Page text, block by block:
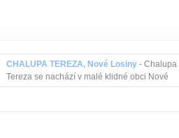
CHALUPA TEREZA, Nové Losiny- Chalupa
Tereza se nachází v malé klidné obci Nové
Losiny v centru Jeseníků. Obec se rozprostírá